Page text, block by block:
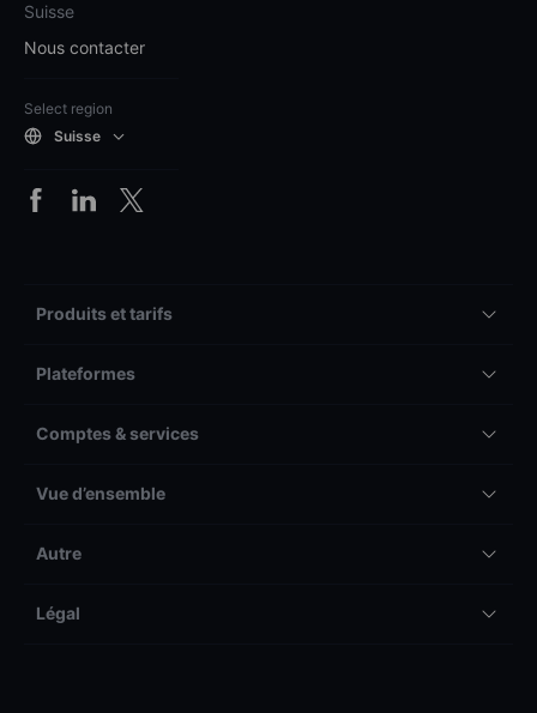
Suisse
Nous contacter
Select region
Suisse
Produits et tarifs
Plateformes
Comptes & services
Vue d’ensemble
Autre
Légal